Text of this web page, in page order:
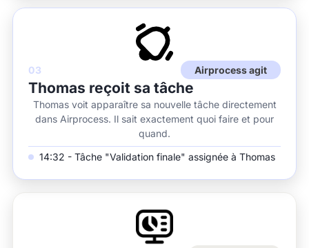
03 Airprocess agit
Thomas reçoit sa tâche
Thomas voit apparaître sa nouvelle tâche directement
dans Airprocess. Il sait exactement quoi faire et pour
quand.
14:32 - Tâche "Validation finale" assignée à Thomas